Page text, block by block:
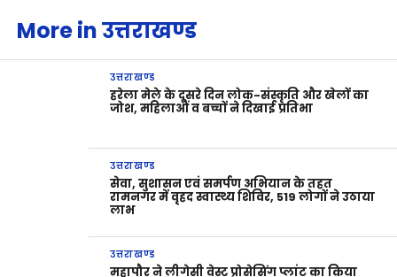
More in उत्तराखण्ड
उत्तराखण्ड
हरेला मेले के दूसरे दिन लोक-संस्कृति और खेलों का
जोश, महिलाओं व बच्चों ने दिखाई प्रतिभा
उत्तराखण्ड
सेवा, सुशासन एवं समर्पण अभियान के तहत
रामनगर में वृहद स्वास्थ्य शिविर, 519 लोगों ने उठाया
लाभ
उत्तराखण्ड
महापौर ने लीगेसी वेस्ट प्रोसेसिंग प्लांट का किया